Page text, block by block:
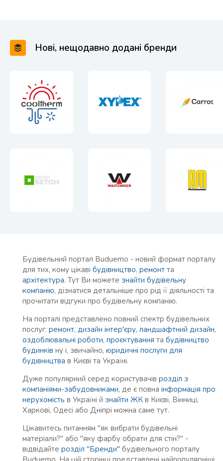
Нові, нещодавно додані бренди
Будівельний портал Buduemo - новий формат порталу
для тих, кому цікаві будівництво, ремонт та
архітектура. Тут Ви можете знайти будівельну
компанію, дізнатися детальніше про рід її діяльності та
прочитати відгуки про будівельну компанію.
На порталі представлено повний спектр будівельних
послуг: ремонт, дизайн інтер'єру, ландшафтний дизайн,
оздоблювальні роботи, проєктування та будівництво
будинків ну і, звичайно, юридичні послуги для
будівництва в Києві та Україні.
Дуже популярний серед користувачів розділ з
компаніями-забудовниками, де є повна інформація про
нерухомість в Україні й знайти ЖК в Києві, Вінниці,
Харкові, Одесі або Дніпрі можна саме тут.
Цікавитесь питанням "як вибрати будівельні
матеріали?" або "яку фарбу обрати для стін?" -
відвідайте розділ "Бренди" будівельного порталу